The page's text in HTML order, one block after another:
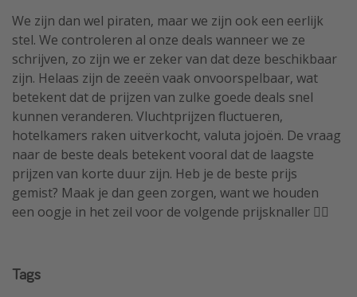
We zijn dan wel piraten, maar we zijn ook een eerlijk
stel. We controleren al onze deals wanneer we ze
schrijven, zo zijn we er zeker van dat deze beschikbaar
zijn. Helaas zijn de zeeën vaak onvoorspelbaar, wat
betekent dat de prijzen van zulke goede deals snel
kunnen veranderen. Vluchtprijzen fluctueren,
hotelkamers raken uitverkocht, valuta jojoën. De vraag
naar de beste deals betekent vooral dat de laagste
prijzen van korte duur zijn. Heb je de beste prijs
gemist? Maak je dan geen zorgen, want we houden
een oogje in het zeil voor de volgende prijsknaller 🏴‍☠️
Tags